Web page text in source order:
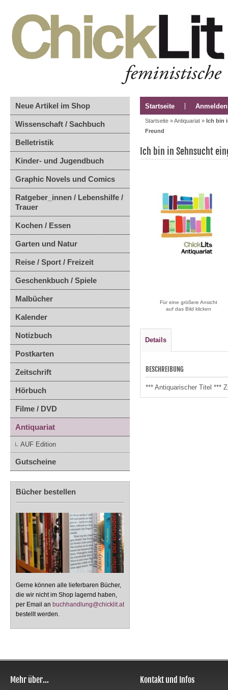
Neue Artikel im Shop
Wissenschaft / Sachbuch
Belletristik
Kinder- und Jugendbuch
Graphic Novels und Comics
Ratgeber_innen / Lebenshilfe /
Trauer
Kochen / Essen
Garten und Natur
Reise / Sport / Freizeit
Geschenkbuch / Spiele
Malbücher
Kalender
Notizbuch
Postkarten
Zeitschrift
Hörbuch
Filme / DVD
Antiquariat
AUF Edition
Gutscheine
Bücher bestellen
Gerne können alle lieferbaren Bücher,
die wir nicht im Shop lagernd haben,
per Email an buchhandlung@chicklit.at
bestellt werden.
Startseite Anmelden
Startseite »Antiquariat » Ich bin
Freund
Ich bin in Sehnsucht
Für eine größere Ansicht
auf das Bild klicken
Details
BESCHREIBUNG
*** Antiquarischer Titel ***
Mehr über... Kontakt und Infos